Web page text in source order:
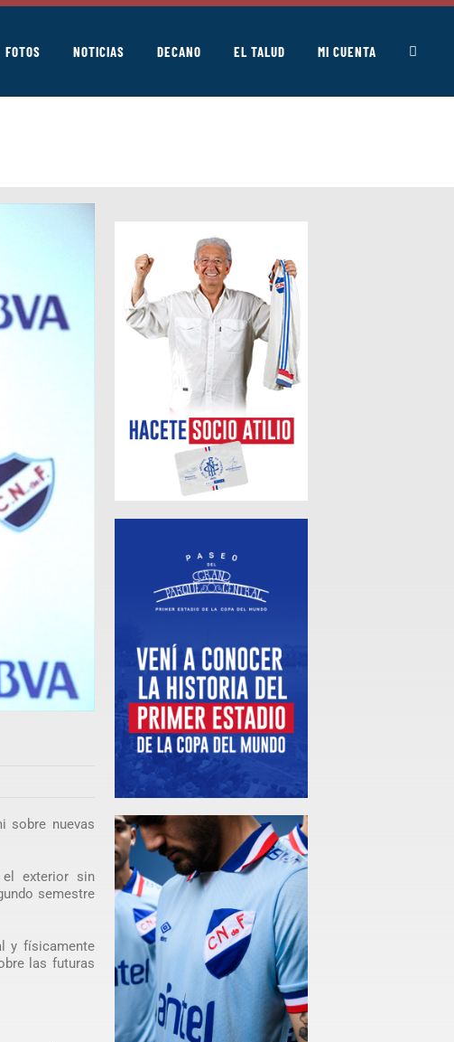
FOTOS NOTICIAS DECANO EL TALUD MI CUENTA
sobre nuevas
el exterior sin
semestre
y físicamente
las futuras